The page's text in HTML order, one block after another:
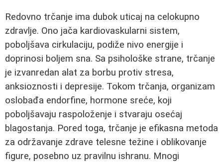
Redovno trčanje ima dubok uticaj na celokupno
zdravlje. Ono jača kardiovaskularni sistem,
poboljšava cirkulaciju, podiže nivo energije i
doprinosi boljem sna. Sa psihološke strane, trčanje
je izvanredan alat za borbu protiv stresa,
anksioznosti i depresije. Tokom trčanja, organizam
oslobađa endorfine, hormone sreće, koji
poboljšavaju raspoloženje i stvaraju osećaj
blagostanja. Pored toga, trčanje je efikasna metoda
za održavanje zdrave telesne težine i oblikovanje
figure, posebno uz pravilnu ishranu. Mnogi